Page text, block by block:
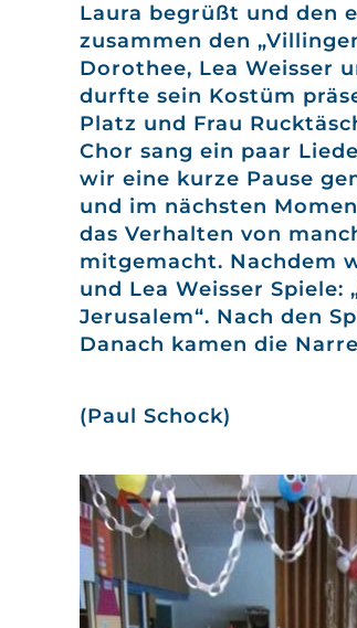
Laura begrüßt und den
zusammen den
Dorothee, Lea Weisser
durfte sein Kostüm
Platz und Frau
Chor sang ein paar
wir eine kurze Pause
und im nächsten
das Verhalten von
mitgemacht. Nachdem
und Lea Weisser Spiele:
Jerusalem“. Nach den
Danach kamen die
(Paul Schock)